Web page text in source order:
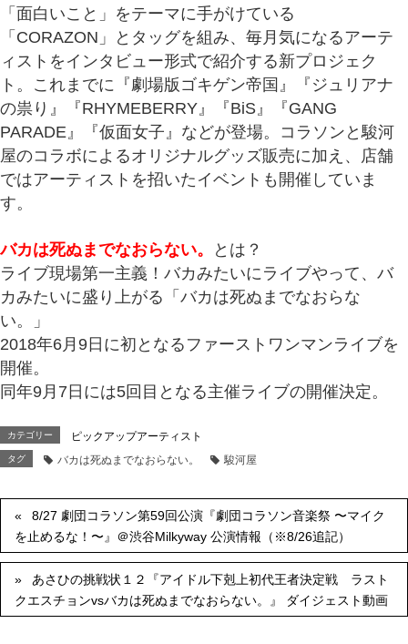
「面白いこと」をテーマに手がけている
「CORAZON」とタッグを組み、毎月気になるアーテ
ィストをインタビュー形式で紹介する新プロジェク
ト。これまでに『劇場版ゴキゲン帝国』『ジュリアナ
の祟り』『RHYMEBERRY』『BiS』『GANG
PARADE』『仮面女子』などが登場。コラソンと駿河
屋のコラボによるオリジナルグッズ販売に加え、店舗
ではアーティストを招いたイベントも開催していま
す。
バカは死ぬまでなおらない。
とは？
ライブ現場第一主義！バカみたいにライブやって、バ
カみたいに盛り上がる「バカは死ぬまでなおらな
い。」
2018年6月9日に初となるファーストワンマンライブを
開催。
同年9月7日には5回目となる主催ライブの開催決定。
カテゴリー ピックアップアーティスト
タグ バカは死ぬまでなおらない。 駿河屋
8/27 劇団コラソン第59回公演『劇団コラソン音楽祭 〜マイク
を止めるな！〜』＠渋谷Milkyway 公演情報（※8/26追記）
あさひの挑戦状１２『アイドル下剋上初代王者決定戦 ラスト
クエスチョンvsバカは死ぬまでなおらない。』 ダイジェスト動画